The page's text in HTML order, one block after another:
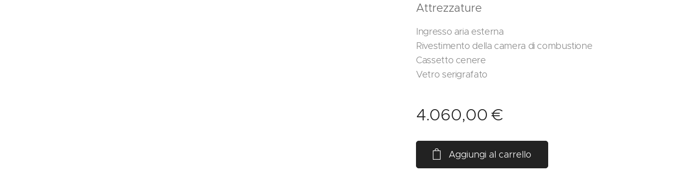
Attrezzature
Ingresso aria esterna
Rivestimento della camera di combustione
Cassetto cenere
Vetro serigrafato
4.060,00 €
Aggiungi al carrello